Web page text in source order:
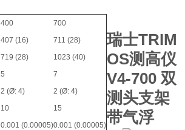
400
700
407 (16)
711 (28)
719 (28)
1023 (40)
5
7
2 (Ø: 4)
2 (Ø: 4)
10
15
0.001 (0.00005)0.001 (0.00005)
瑞士TRIM
OS测高仪
V4-700 双
测头支架
带气浮